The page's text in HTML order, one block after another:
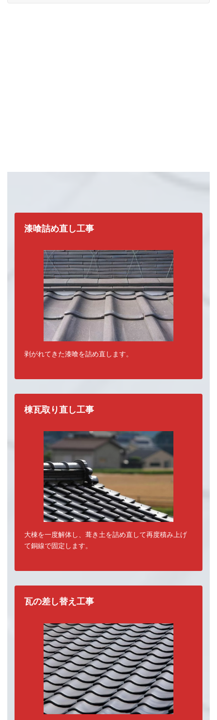
瓦屋根の補修工事の種類
漆喰詰め直し工事
剥がれてきた漆喰を詰め直します。
棟瓦取り直し工事
大棟を一度解体し、葺き土を詰め直して再度積み上げ
て銅線で固定します。
瓦の差し替え工事